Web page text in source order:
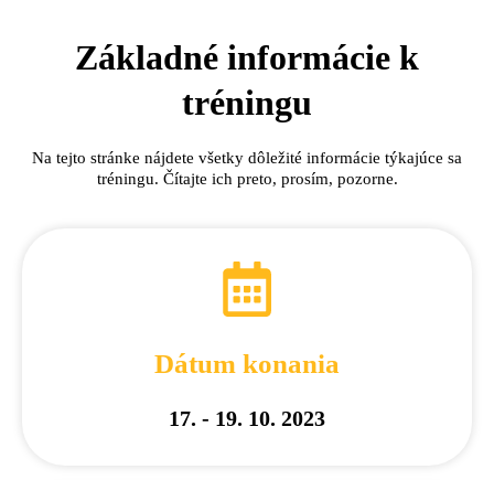
Základné informácie k
tréningu
Na tejto stránke nájdete všetky dôležité informácie týkajúce sa
tréningu. Čítajte ich preto, prosím, pozorne.
Dátum konania
17. - 19. 10. 2023